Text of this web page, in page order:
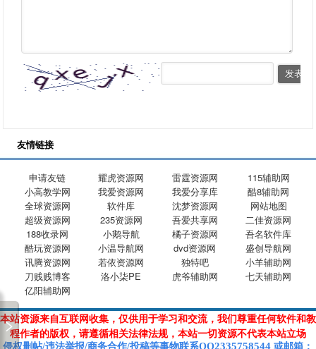
友情链接
申请友链 耀虎资源网 雷霆资源网
115辅助网
小高教学网
我爱资源网 我爱分享库
酷8辅助网
全球资源网
软件库 沈梦资源网
网站地图
超级资源网
235资源网 吾爱共享网
二佳资源网
188收录网
小鹅导航 橘子资源网
吾名软件库
酷玩资源网
小温导航网 dvd资源网
盛创导航网
讯腾资源网
若依资源网 独特吧
小羊辅助网
刀贱贱博客
洛小柒PE 虎爷辅助网
七天辅助网
亿阳辅助网
本站资源来自互联网收集，仅供用于学习和交流，我们尊重任何软件和教
程作者的版权，请遵循相关法律法规，本站一切资源不代表本站立场
侵权删帖/违法举报/商务合作/投稿等事物联系QQ2335758544 或邮箱 ：